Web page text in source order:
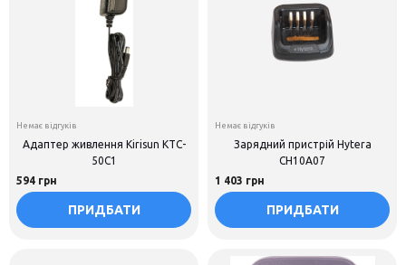
Адаптер живлення Kirisun KTC-
50C1
Немає відгуків
594 грн
ПРИДБАТИ
Зарядний пристрій Hytera
CH10A07
Немає відгуків
1 403 грн
ПРИДБАТИ